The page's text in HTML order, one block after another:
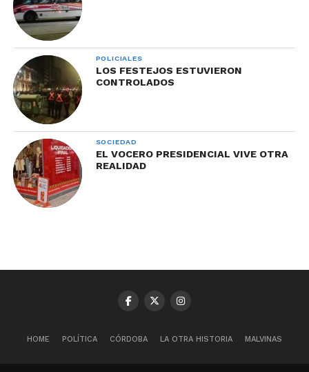
POLICIALES
LOS FESTEJOS ESTUVIERON
CONTROLADOS
SOCIEDAD
EL VOCERO PRESIDENCIAL VIVE OTRA
REALIDAD
HOME POLÍTICA CÓRDOBA LA OTRA HISTORIA MALVINAS